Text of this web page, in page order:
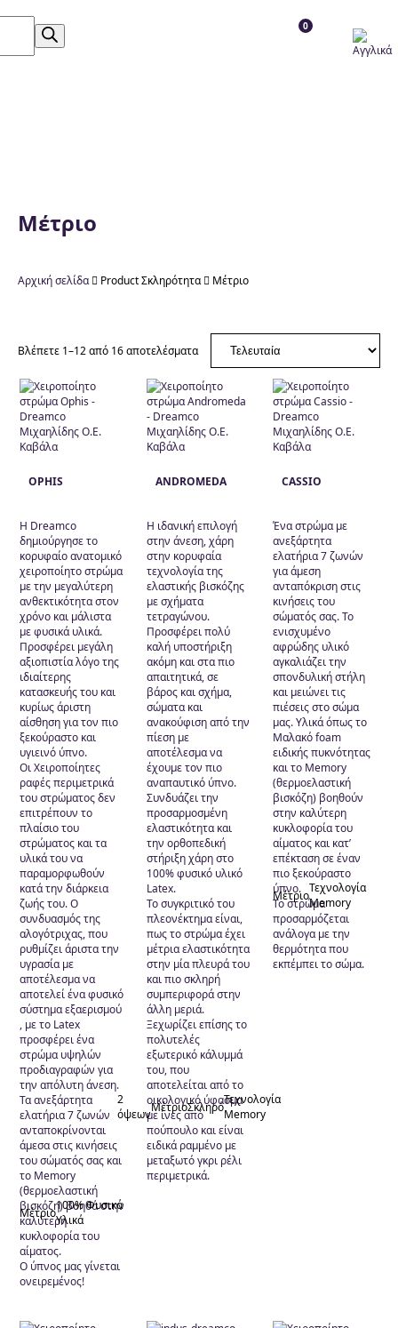
0
Μέτριο
Αρχική σελίδα  Product Σκληρότητα Μέτριο
Κατηγορίες
Προϊόντα ύπνου
Ανωστρώματα
(1)
Ενήλικες
Εφηβικά
Διαστάσεις
Σκληρότητα
2 όψεων(3)
Μέτριο
Σκληρό (4)
Τεχνολογία
100% Φυσικά Υλικά
(2)
Bonell (3)
ECO-FOAM
Pocket
Τεχνολογία Memory(3)
Βλέπετε 1–12 από 16 αποτελέσματα
OPHIS
Η Dreamco
δημιούργησε το
κορυφαίο ανατομικό
χειροποίητο στρώμα
με την μεγαλύτερη
ανθεκτικότητα στον
χρόνο και μάλιστα
με φυσικά υλικά.
Προσφέρει μεγάλη
αξιοπιστία λόγο της
ιδιαίτερης
κατασκευής του και
κυρίως άριστη
αίσθηση για τον πιο
ξεκούραστο και
υγιεινό ύπνο.
Οι Χειροποίητες
ραφές περιμετρικά
του στρώματος δεν
επιτρέπουν το
πλαίσιο του
στρώματος και τα
υλικά του να
παραμορφωθούν
κατά την διάρκεια
ζωής του. Ο
συνδυασμός της
αλογότριχας, που
ρυθμίζει άριστα την
υγρασία με
αποτέλεσμα να
αποτελεί ένα φυσικό
σύστημα εξαερισμού
, με το Latex
προσφέρει ένα
στρώμα υψηλών
προδιαγραφών για
την απόλυτη άνεση.
Τα ανεξάρτητα
ελατήρια 7 ζωνών
ανταποκρίνονται
άμεσα στις κινήσεις
του σώματός σας και
το Memory
(θερμοελαστική
βισκόζη) βοηθά στην
καλύτερη
κυκλοφορία του
αίματος.
Ο ύπνος μας γίνεται
ονειρεμένος!
Μέτριο100% Φυσικά
Υλικά
ANDROMEDA
Η ιδανική επιλογή
στην άνεση, χάρη
στην κορυφαία
τεχνολογία της
ελαστικής βισκόζης
με σχήματα
τετραγώνου.
Προσφέρει πολύ
καλή υποστήριξη
ακόμη και στα πιο
απαιτητικά, σε
βάρος και σχήμα,
σώματα και
ανακούφιση από την
πίεση με
αποτέλεσμα να
έχουμε τον πιο
αναπαυτικό ύπνο.
Συνδυάζει την
προσαρμοσμένη
ελαστικότητα και
την ορθοπεδική
στήριξη χάρη στο
100% φυσικό υλικό
Latex.
Το συγκριτικό του
πλεονέκτημα είναι,
πως το στρώμα έχει
μέτρια ελαστικότητα
στην μία πλευρά του
και πιο σκληρή
συμπεριφορά στην
άλλη μεριά.
Ξεχωρίζει επίσης το
πολυτελές
εξωτερικό κάλυμμά
του, που
αποτελείται από το
οικολογικό ύφασμα
με ίνες από
πούπουλο και είναι
ειδικά ραμμένο με
μεταξωτό γκρι ρέλι
περιμετρικά.
2
όψεωνΜέτριοΣκληρόΤεχνολογία
Memory
CASSIO
Ένα στρώμα με
ανεξάρτητα
ελατήρια 7 ζωνών
για άμεση
ανταπόκριση στις
κινήσεις του
σώματός σας. Το
ενισχυμένο
αφρώδης υλικό
αγκαλιάζει την
σπονδυλική στήλη
και μειώνει τις
πιέσεις στο σώμα
μας. Υλικά όπως το
Μαλακό foam
ειδικής πυκνότητας
και το Memory
(θερμοελαστική
βισκόζη) βοηθούν
στην καλύτερη
κυκλοφορία του
αίματος και κατ’
επέκταση σε έναν
πιο ξεκούραστο
ύπνο.
Το στρώμα
προσαρμόζεται
ανάλογα με την
θερμότητα που
εκπέμπει το σώμα.
ΜέτριοΤεχνολογία
Memory